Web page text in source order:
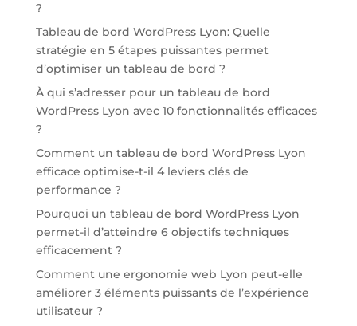
?
Tableau de bord WordPress Lyon: Quelle
stratégie en 5 étapes puissantes permet
d’optimiser un tableau de bord ?
À qui s’adresser pour un tableau de bord
WordPress Lyon avec 10 fonctionnalités efficaces
?
Comment un tableau de bord WordPress Lyon
efficace optimise-t-il 4 leviers clés de
performance ?
Pourquoi un tableau de bord WordPress Lyon
permet-il d’atteindre 6 objectifs techniques
efficacement ?
Comment une ergonomie web Lyon peut-elle
améliorer 3 éléments puissants de l’expérience
utilisateur ?